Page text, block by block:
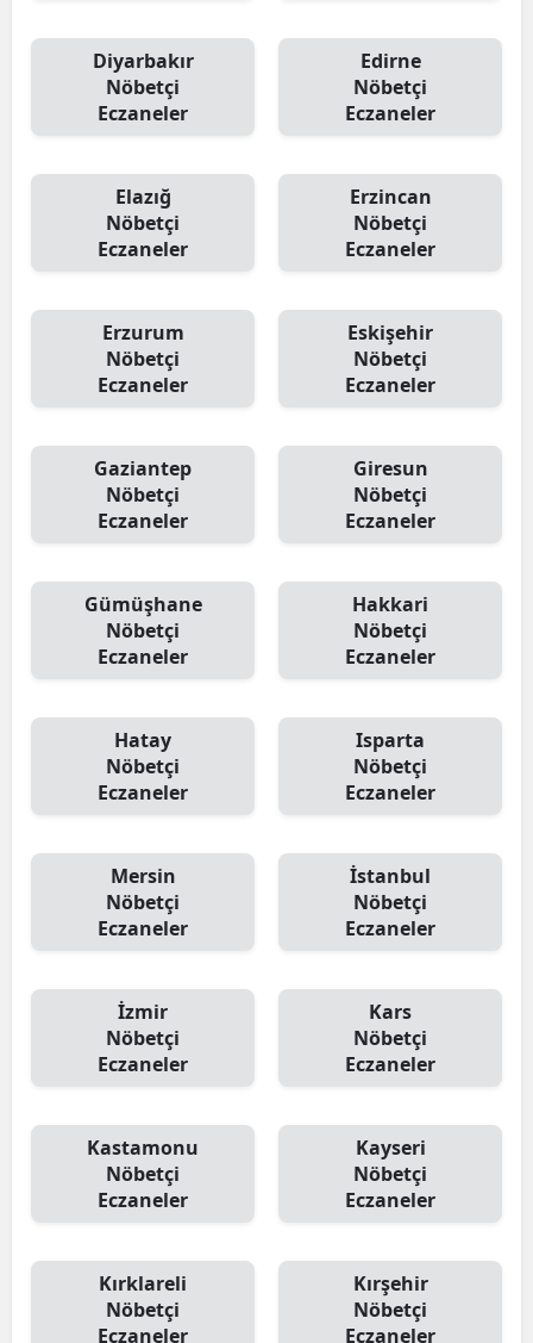
Diyarbakır
Nöbetçi
Eczaneler
Edirne
Nöbetçi
Eczaneler
Elazığ
Nöbetçi
Eczaneler
Erzincan
Nöbetçi
Eczaneler
Erzurum
Nöbetçi
Eczaneler
Eskişehir
Nöbetçi
Eczaneler
Gaziantep
Nöbetçi
Eczaneler
Giresun
Nöbetçi
Eczaneler
Gümüşhane
Nöbetçi
Eczaneler
Hakkari
Nöbetçi
Eczaneler
Hatay
Nöbetçi
Eczaneler
Isparta
Nöbetçi
Eczaneler
Mersin
Nöbetçi
Eczaneler
İstanbul
Nöbetçi
Eczaneler
İzmir
Nöbetçi
Eczaneler
Kars
Nöbetçi
Eczaneler
Kastamonu
Nöbetçi
Eczaneler
Kayseri
Nöbetçi
Eczaneler
Kırklareli
Nöbetçi
Eczaneler
Kırşehir
Nöbetçi
Eczaneler